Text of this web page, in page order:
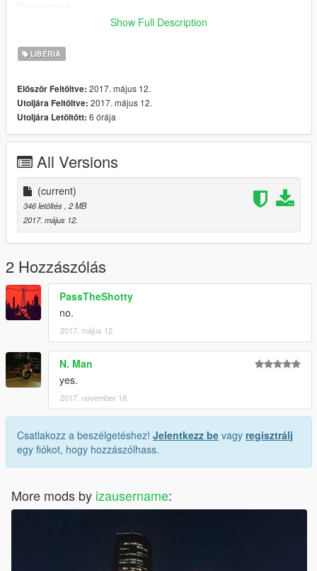
the two cargobob files with the ones in the "Backup File" folder
included in this mod
Thanks for Downloading ;)
BTW, there are actually 2 different skins in this mod, the skins
are automatically activated based off of graphics settings.
Show Full Description
LIBÉRIA
Először Feltöltve: 2017. május 12.
Utoljára Feltöltve: 2017. május 12.
Utoljára Letöltött: 6 órája
All Versions
(current)
346 letöltés , 2 MB
2017. május 12.
2 Hozzászólás
PassTheShotty
no.
2017. május 12.
N. Man
yes.
2017. november 18.
Csatlakozz a beszélgetéshez! Jelentkezz be vagy regisztrálj
egy fiókot, hogy hozzászólhass.
More mods by izausername: